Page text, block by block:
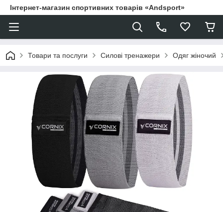
Інтернет-магазин спортивних товарів «Andsport»
Товари та послуги Силові тренажери Одяг жіночий